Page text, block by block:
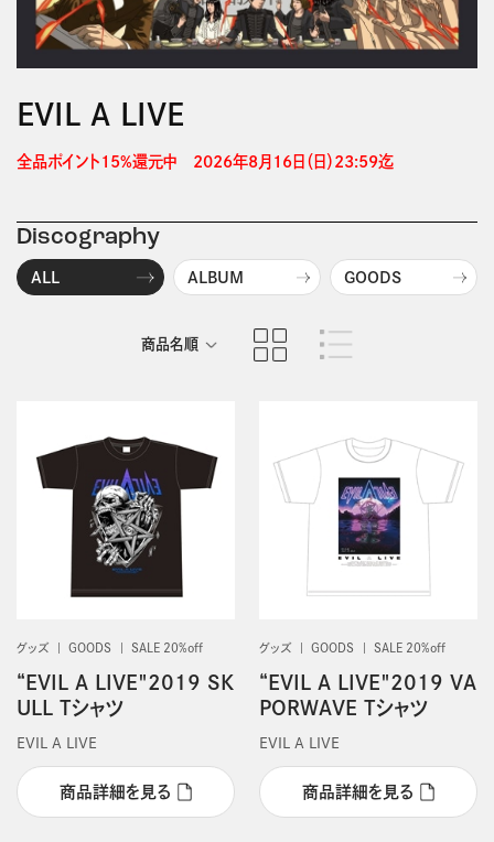
EVIL A LIVE
全品ポイント15%還元中　2026年8月16日（日）23:59迄
Discography
ALL ALBUM GOODS
商品名順
グッズ GOODS SALE 20%off
“EVIL A LIVE"2019 SK
ULL Tシャツ
EVIL A LIVE
商品詳細を見る
グッズ GOODS SALE 20%off
“EVIL A LIVE"2019 VA
PORWAVE Tシャツ
EVIL A LIVE
商品詳細を見る